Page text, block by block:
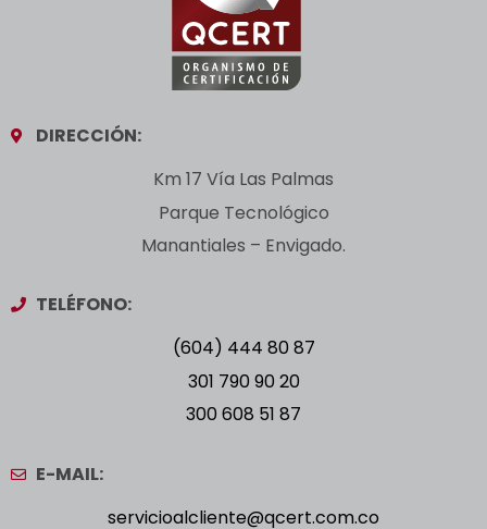
DIRECCIÓN:
Km 17 Vía Las Palmas
Parque Tecnológico
Manantiales – Envigado.
TELÉFONO:
(604) 444 80 87
301 790 90 20
300 608 51 87
E-MAIL:
servicioalcliente@qcert.com.co